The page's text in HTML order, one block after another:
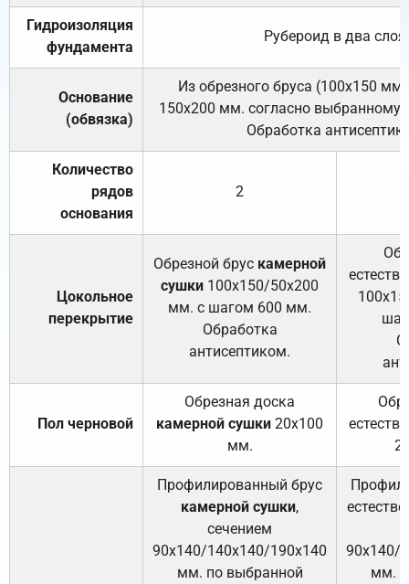
Гидроизоляция
фундамента
Рубероид в два слоя.
Основание
(обвязка)
Из обрезного бруса (100х150
150х200 мм. согласно выбранному
Обработка
Количество
рядов
основания
2
Цокольное
перекрытие
Обрезной брус камерной
сушки 100х150/50х200
мм. с шагом 600 мм.
Обработка
антисептиком.
Пол черновой
Обрезная доска
камерной сушки 20х100
мм.
Профилированный брус
камерной сушки,
сечением
90х140/140х140/190х140
мм. по выбранной
90х140/
мм.